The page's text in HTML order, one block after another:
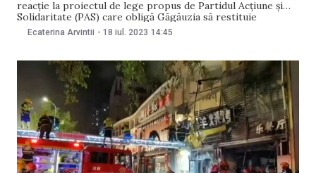
reacție la proiectul de lege propus de Partidul Acțiune și
Solidaritate (PAS) care obligă Găgăuzia să restituie
impozite și taxe pe valoare adăugată (TVA) din propriul
Ecaterina Arvintii - 18 iul. 2023 14:45